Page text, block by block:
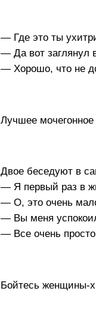
— Где это ты
— Да вот заглянул
— Хорошо, что не
Лучшее
Двое беседуют в
— Я первый раз в
— О, это очень
— Вы меня
— Все очень
Бойтесь женщины-